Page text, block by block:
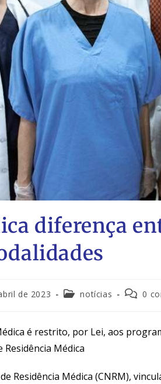
diferença
de 2023 notícias 0
é restrito, por Lei, aos
Residência Médica
Residência Médica (CNRM),